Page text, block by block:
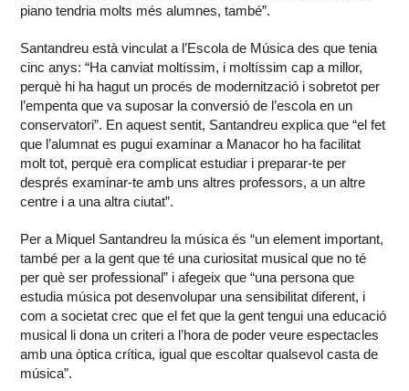
piano tendria molts més alumnes, també”.
Santandreu està vinculat a l’Escola de Música des que tenia
cinc anys: “Ha canviat moltíssim, i moltíssim cap a millor,
perquè hi ha hagut un procés de modernització i sobretot per
l’empenta que va suposar la conversió de l’escola en un
conservatori”. En aquest sentit, Santandreu explica que “el fet
que l’alumnat es pugui examinar a Manacor ho ha facilitat
molt tot, perquè era complicat estudiar i preparar-te per
després examinar-te amb uns altres professors, a un altre
centre i a una altra ciutat”.
Per a Miquel Santandreu la música és “un element important,
també per a la gent que té una curiositat musical que no té
per què ser professional” i afegeix que “una persona que
estudia música pot desenvolupar una sensibilitat diferent, i
com a societat crec que el fet que la gent tengui una educació
musical li dona un criteri a l’hora de poder veure espectacles
amb una òptica crítica, igual que escoltar qualsevol casta de
música”.